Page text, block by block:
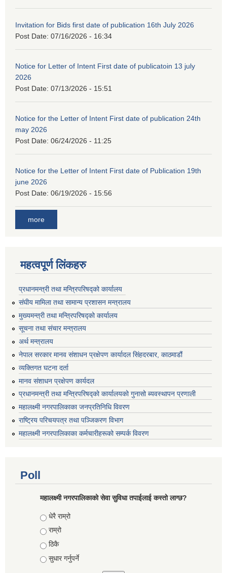
Invitation for Bids first date of publication 16th July 2026
Post Date: 07/16/2026 - 16:34
Notice for Letter of Intent First date of publicatoin 13 july
2026
Post Date: 07/13/2026 - 15:51
Notice for the Letter of Intent First date of publication 24th
may 2026
Post Date: 06/24/2026 - 11:25
Notice for the Letter of Intent First date of Publication 19th
june 2026
Post Date: 06/19/2026 - 15:56
more
महत्वपूर्ण लिंकहरु
प्रधानमन्त्री तथा मन्त्रिपरिषद्को कार्यालय
संघीय मामिला तथा सामान्य प्रशासन मन्त्रालय
मुख्यमन्त्री तथा मन्त्रिपरिषद्को कार्यालय
सूचना तथा संचार मन्त्रालय
अर्थ मन्त्रालय
नेपाल सरकार मानव संशाधन प्रक्षेपण कार्यादल सिंहदरबार, काठमाडौं
व्यक्तिगत घटना दर्ता
मानव संशाधन प्रक्षेपण कार्यदल
प्रधानमन्त्री तथा मन्त्रिपरिषद्को कार्यालयको गुनासो ब्यवस्थापन प्रणाली
महालक्ष्मी नगरपालिकाका जनप्रतिनिधि विवरण
राष्ट्रिय परिचयपत्र तथा पञ्जिकरण विभाग
महालक्ष्मी नगरपालिकाका कर्मचारीहरूको सम्पर्क विवरण
Poll
महालक्ष्मी नगरपालिकाको सेवा सुविधा तपाईलाई कस्तो लाग्छ?
Choices
धेरै राम्रो
राम्रो
ठिकै
सुधार गर्नुपर्ने